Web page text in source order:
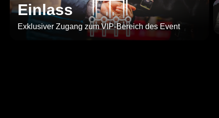
Einlass
Exklusiver Zugang zum VIP-Bereich des Event